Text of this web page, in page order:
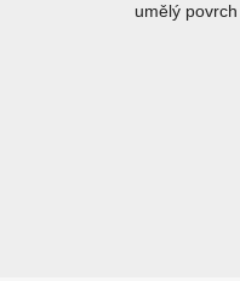
umělý povrch